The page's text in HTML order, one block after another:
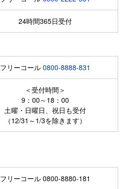
24時間365日受付
フリーコール 0800-8888-831
＜受付時間＞
9：00～18：00
土曜・日曜日、祝日も受付
（12/31～1/3を除きます）
フリーコール 0800-8880-181